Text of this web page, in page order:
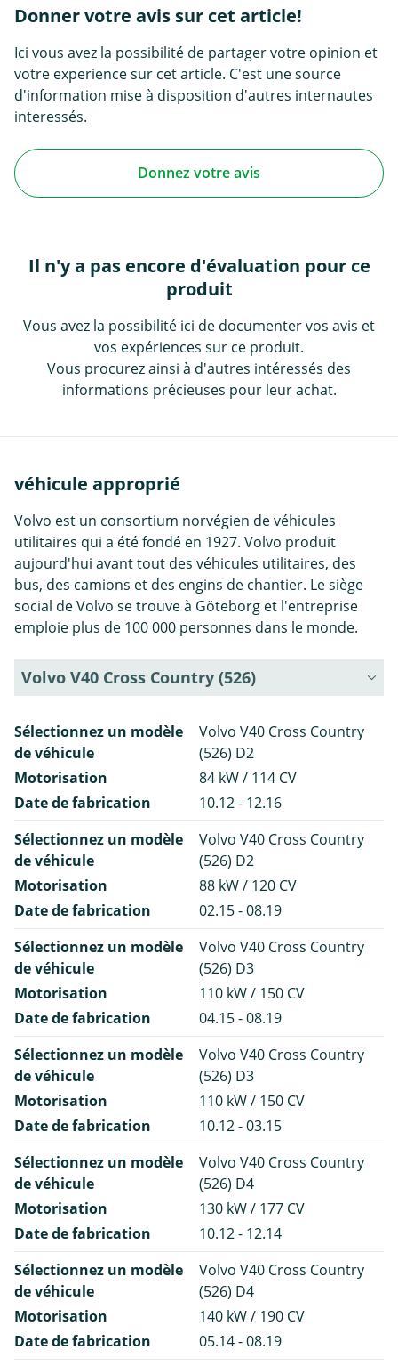
Donner votre avis sur cet article!
Ici vous avez la possibilité de partager votre opinion et
votre experience sur cet article. C'est une source
d'information mise à disposition d'autres internautes
interessés.
Donnez votre avis
Il n'y a pas encore d'évaluation pour ce
produit
Vous avez la possibilité ici de documenter vos avis et
vos expériences sur ce produit.
Vous procurez ainsi à d'autres intéressés des
informations précieuses pour leur achat.
véhicule approprié
Volvo est un consortium norvégien de véhicules
utilitaires qui a été fondé en 1927. Volvo produit
aujourd'hui avant tout des véhicules utilitaires, des
bus, des camions et des engins de chantier. Le siège
social de Volvo se trouve à Göteborg et l'entreprise
emploie plus de 100 000 personnes dans le monde.
Volvo V40 Cross Country (526)
Sélectionnez un modèle
de véhicule
Volvo V40 Cross Country
(526) D2
Motorisation
84 kW / 114 CV
Date de fabrication
10.12 - 12.16
Sélectionnez un modèle
de véhicule
Volvo V40 Cross Country
(526) D2
Motorisation
88 kW / 120 CV
Date de fabrication
02.15 - 08.19
Sélectionnez un modèle
de véhicule
Volvo V40 Cross Country
(526) D3
Motorisation
110 kW / 150 CV
Date de fabrication
04.15 - 08.19
Sélectionnez un modèle
de véhicule
Volvo V40 Cross Country
(526) D3
Motorisation
110 kW / 150 CV
Date de fabrication
10.12 - 03.15
Sélectionnez un modèle
de véhicule
Volvo V40 Cross Country
(526) D4
Motorisation
130 kW / 177 CV
Date de fabrication
10.12 - 12.14
Sélectionnez un modèle
de véhicule
Volvo V40 Cross Country
(526) D4
Motorisation
140 kW / 190 CV
Date de fabrication
05.14 - 08.19